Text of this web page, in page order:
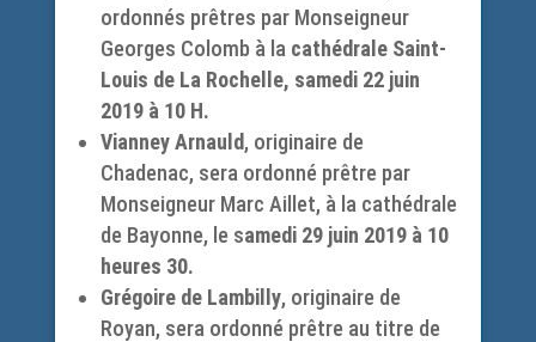
ordonnés prêtres par Monseigneur
Georges Colomb à la cathédrale Saint-
Louis de La Rochelle, samedi 22 juin
2019 à 10 H.
Vianney Arnauld, originaire de
Chadenac, sera ordonné prêtre par
Monseigneur Marc Aillet, à la cathédrale
de Bayonne, le samedi 29 juin 2019 à 10
heures 30.
Grégoire de Lambilly, originaire de
Royan, sera ordonné prêtre au titre de